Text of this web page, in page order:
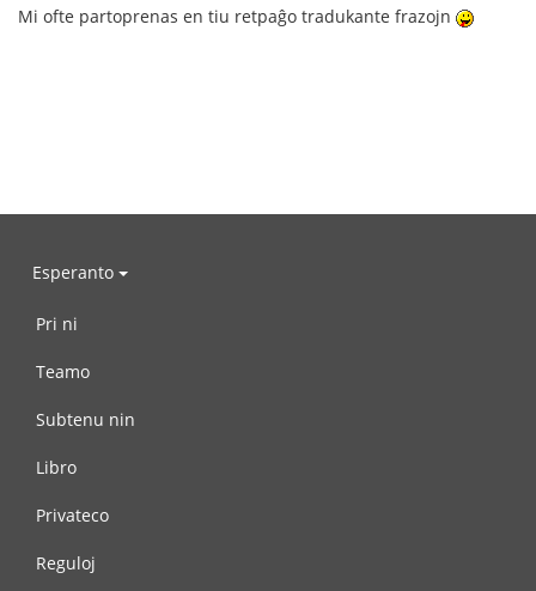
Mi ofte partoprenas en tiu retpaĝo tradukante frazojn
Esperanto
Pri ni
Teamo
Subtenu nin
Libro
Privateco
Reguloj